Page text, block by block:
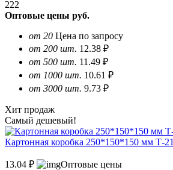
222
Оптовые цены руб.
от 20 Цена по запросу
от 200 шт. 12.38 ₽
от 500 шт. 11.49 ₽
от 1000 шт. 10.61 ₽
от 3000 шт. 9.73 ₽
Хит продаж
Самый дешевый!
Картонная коробка 250*150*150 мм Т-21
13.04 ₽ Оптовые цены